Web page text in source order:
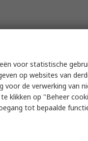
Zener Diode,
% Surface 2-
Subtotaal
€ 6,40
Aantal
voor statistische
op websites van
de verwerking van
klikken op "Beheer
tot bepaalde